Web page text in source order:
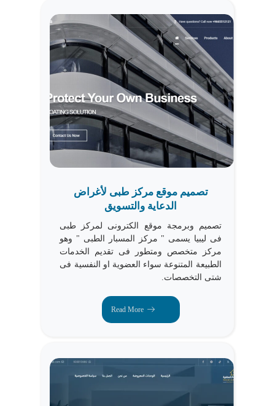
تصميم موقع مركز طبى لأغراض
الدعاية والتسويق
تصميم وبرمجة موقع الكترونى لمركز طبى
فى ليبيا يسمى " مركز المسبار الطبى " وهو
مركز متخصص ومتطور فى تقديم الخدمات
الطبيعة المتنوعة سواء العضوية او النفسية فى
شتى التخصصات.
Read More